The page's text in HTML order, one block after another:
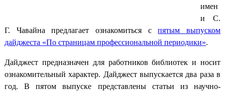
имен
и С.
Г. Чавайна предлагает ознакомиться спятым выпуском
дайджеста «По страницам профессиональной периодики».
Дайджест предназначен для работников библиотек и носит
ознакомительный характер. Дайджест выпускается два раза в
год. В пятом выпуске представлены статьи из научно-